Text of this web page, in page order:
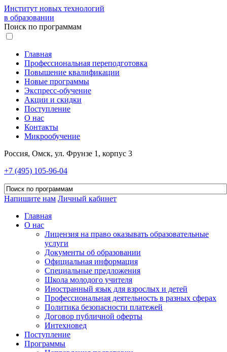
Институт новых технологий
в образовании
Поиск по программам
Главная
Профессиональная переподготовка
Повышение квалификации
Новые программы
Экспресс-обучение
Акции и скидки
Поступление
О нас
Контакты
Микрообучение
Россия, Омск, ул. Фрунзе 1, корпус 3
+7 (495) 105-96-04
Напишите нам Личный кабинет
Главная
О нас
Лицензия на право оказывать образовательные
услуги
Документы об образовании
Официальная информация
Специальные предложения
Школа молодого учителя
Иностранный язык для взрослых и детей
Профессиональная деятельность в разных сферах
Политика безопасности платежей
Договор публичной оферты
Интехновед
Поступление
Программы